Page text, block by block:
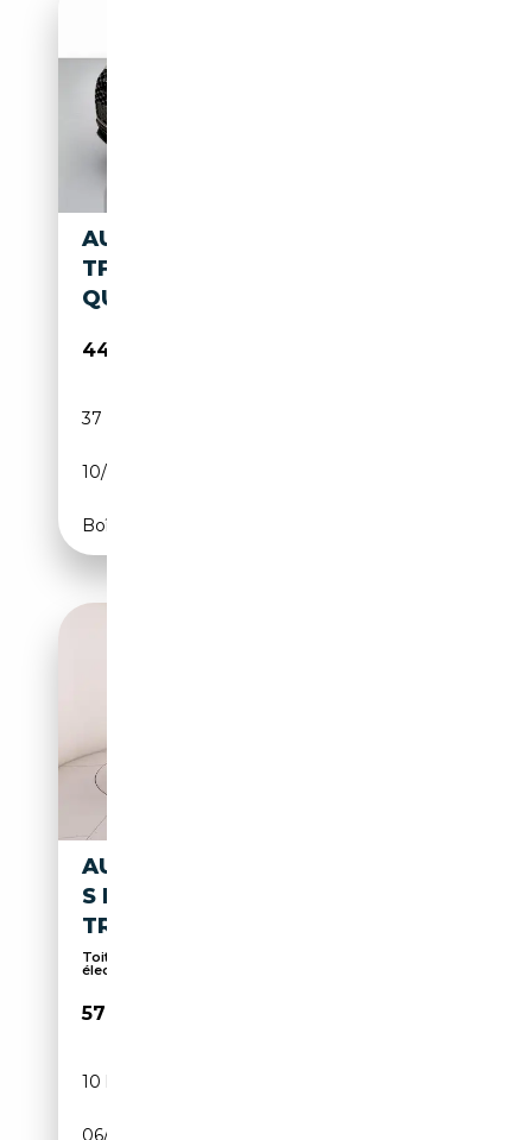
AUDI Q3 SPORTBACK 40 2.0
TFSI S LINE EDITION
QUATTRO S-TRO
44 900€
37 646 km
10/2024
Boîte automatique
AUDI Q3 SPORTBACK 2.0 TDI
S LINE EDITION 150CV S-
TRONIC
Toit panoramique, Sièges sport, Hayon arrière
élec...
57 500€
10 km
06/2026